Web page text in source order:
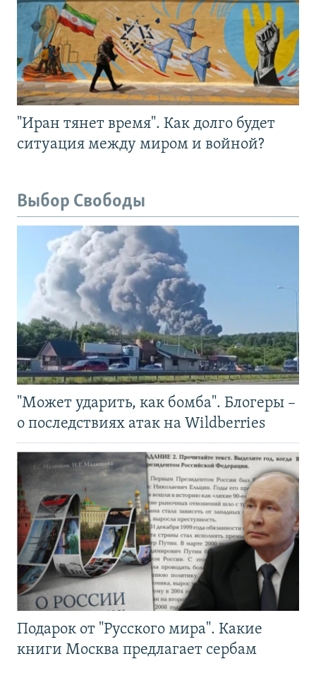
"Иран тянет время". Как долго будет
ситуация между миром и войной?
Выбор Свободы
"Может ударить, как бомба". Блогеры –
о последствиях атак на Wildberries
Подарок от "Русского мира". Какие
книги Москва предлагает сербам